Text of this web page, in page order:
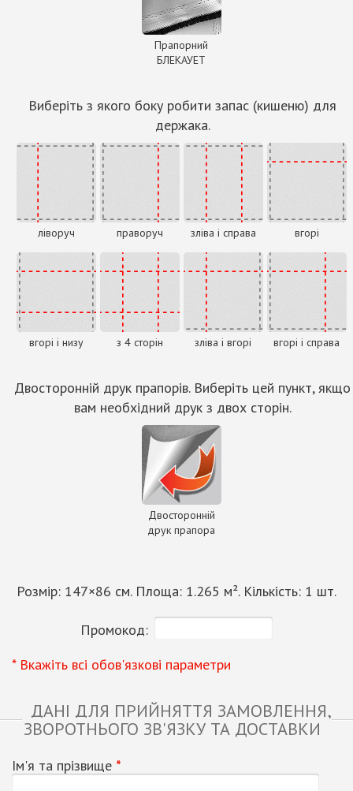
Прапорний
БЛЕКАУЕТ
Виберіть з якого боку робити запас (кишеню) для
держака.
ліворуч праворуч зліва і справа вгорі
вгорі і низу з 4 сторін зліва і вгорі вгорі і справа
Двосторонній друк прапорів. Виберіть цей пункт, якщо
вам необхідний друк з двох сторін.
Двосторонній
друк прапора
Розмір: 147×86 см. Площа: 1.265 м². Кількість: 1 шт.
Промокод:
* Вкажіть всі обов'язкові параметри
ДАНІ ДЛЯ ПРИЙНЯТТЯ ЗАМОВЛЕННЯ,
ЗВОРОТНЬОГО ЗВ'ЯЗКУ ТА ДОСТАВКИ
Ім'я та прізвище *